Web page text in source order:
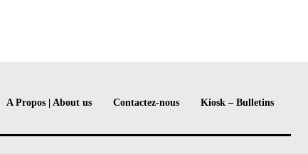
A Propos | About us Contactez-nous Kiosk – Bulletins